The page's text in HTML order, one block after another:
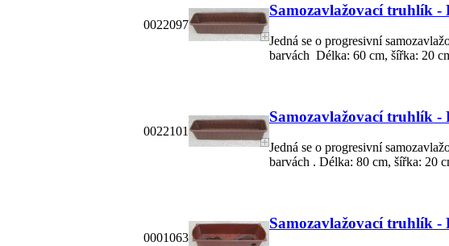
0022097
Samozavlažovací truhlík -
Jedná se o progresivní
barvách Délka: 60 cm, šířka: 20
0022101
Samozavlažovací truhlík -
Jedná se o progresivní
barvách . Délka: 80 cm, šířka: 20
0001063
Samozavlažovací truhlík -